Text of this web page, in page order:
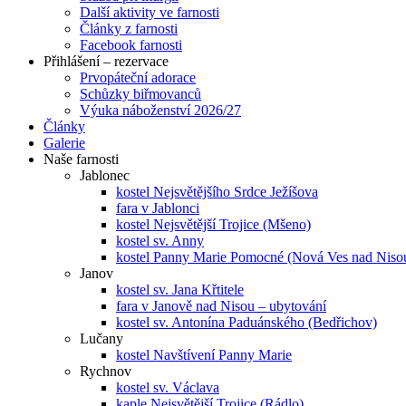
Další aktivity ve farnosti
Články z farnosti
Facebook farnosti
Přihlášení – rezervace
Prvopáteční adorace
Schůzky biřmovanců
Výuka náboženství 2026/27
Články
Galerie
Naše farnosti
Jablonec
kostel Nejsvětějšího Srdce Ježíšova
fara v Jablonci
kostel Nejsvětější Trojice (Mšeno)
kostel sv. Anny
kostel Panny Marie Pomocné (Nová Ves nad
Janov
kostel sv. Jana Křtitele
fara v Janově nad Nisou – ubytování
kostel sv. Antonína Paduánského (Bedřichov)
Lučany
kostel Navštívení Panny Marie
Rychnov
kostel sv. Václava